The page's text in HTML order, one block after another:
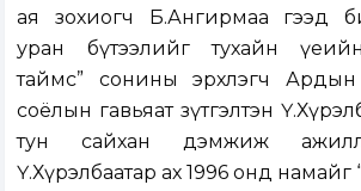
ая зохиогч Б.Ангирмаа гээд
уран бүтээлийг тухайн үеийн
таймс” сонины эрхлэгч Ардын
соёлын гавьяат зүтгэлтэн
тун сайхан дэмжиж
Ү.Хүрэлбаатар ах 1996 онд намайг